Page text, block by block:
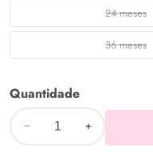
meses
24 meses
24
meses
36 meses
Quantidade
Diminuir
Aumentar